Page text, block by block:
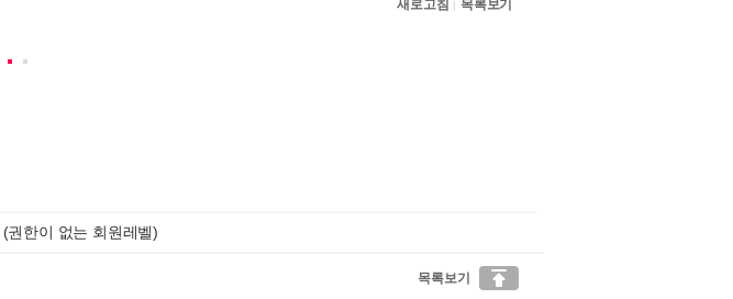
새로고침 | 목록보기
(권한이 없는 회원레벨)
목록보기 